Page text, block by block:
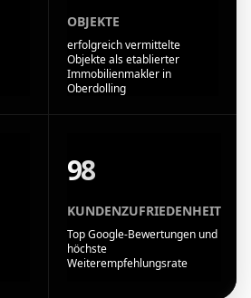
OBJEKTE
erfolgreich vermittelte
Objekte als etablierter
Immobilienmakler in
Oberdolling
98
KUNDENZUFRIEDENHEIT
Top Google-Bewertungen und
höchste
Weiterempfehlungsrate